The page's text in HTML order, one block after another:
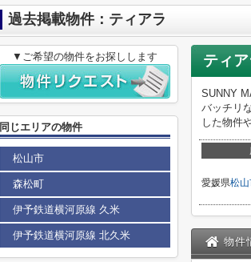
過去掲載物件：ティアラ
ティア
SUNNY
バッチリ
した物件
愛媛県松
物件
▼ご希望の物件をお探しします
同じエリアの物件
松山市
森松町
伊予鉄道横河原線 久米
伊予鉄道横河原線 北久米